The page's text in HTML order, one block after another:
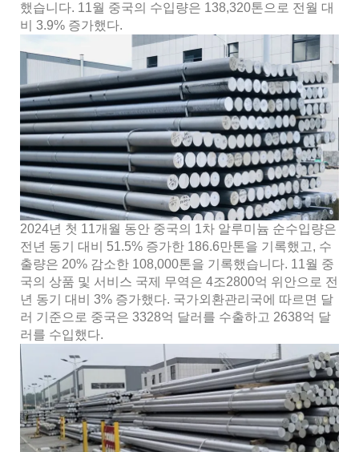
했습니다. 11월 중국의 수입량은 138,320톤으로 전월 대
비 3.9% 증가했다.
2024년 첫 11개월 동안 중국의 1차 알루미늄 순수입량은
전년 동기 대비 51.5% 증가한 186.6만톤을 기록했고, 수
출량은 20% 감소한 108,000톤을 기록했습니다. 11월 중
국의 상품 및 서비스 국제 무역은 4조2800억 위안으로 전
년 동기 대비 3% 증가했다. 국가외환관리국에 따르면 달
러 기준으로 중국은 3328억 달러를 수출하고 2638억 달
러를 수입했다.